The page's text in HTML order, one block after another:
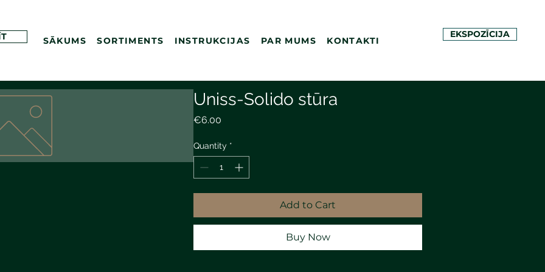
SĀKUMS SORTIMENTS INSTRUKCIJAS PAR MUMS KONTAKTI
EKSPOZĪCIJA
Uniss-Solido stūra
€6.00
Quantity *
Add to Cart
Buy Now